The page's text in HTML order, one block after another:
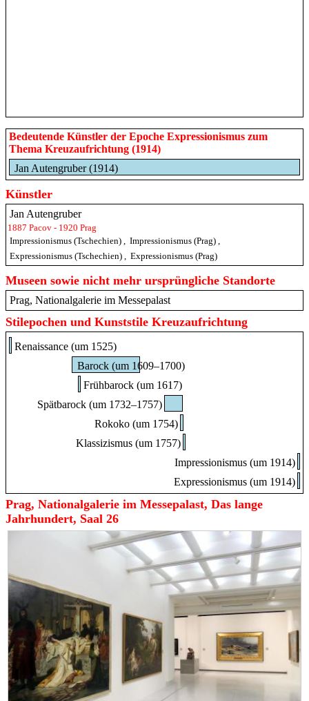
Bedeutende Künstler der Epoche Expressionismus zum
Thema Kreuzaufrichtung (1914)
Jan Autengruber (1914)
Künstler
Jan Autengruber
1887 Pacov - 1920 Prag
Impressionismus (Tschechien) , Impressionismus (Prag) ,
Expressionismus (Tschechien) , Expressionismus (Prag)
Museen sowie nicht mehr ursprüngliche Standorte
Prag, Nationalgalerie im Messepalast
Stilepochen und Kunststile Kreuzaufrichtung
Renaissance (um 1525)
Barock (um 1609–1700)
Frühbarock (um 1617)
Spätbarock (um 1732–1757)
Rokoko (um 1754)
Klassizismus (um 1757)
Impressionismus (um 1914)
Expressionismus (um 1914)
Prag, Nationalgalerie im Messepalast, Das lange
Jahrhundert, Saal 26